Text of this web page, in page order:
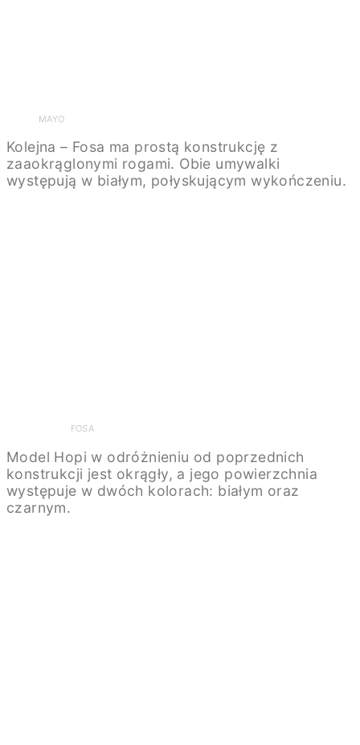
MAYO
Kolejna – Fosa ma prostą konstrukcję z
zaaokrąglonymi rogami. Obie umywalki
występują w białym, połyskującym wykończeniu.
FOSA
Model Hopi w odróżnieniu od poprzednich
konstrukcji jest okrągły, a jego powierzchnia
występuje w dwóch kolorach: białym oraz
czarnym.